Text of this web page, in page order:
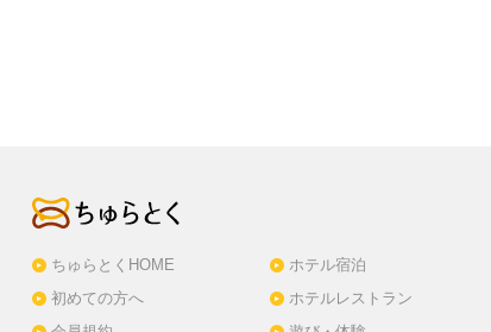
ちゅらとくHOME
初めての方へ
ホテル宿泊
ホテルレストラン